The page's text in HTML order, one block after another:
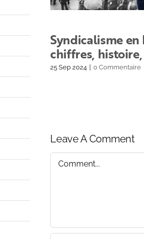
Syndicalisme en
chiffres,
25 Sep 2024 0 Commentaire
Leave A Comment
Comment